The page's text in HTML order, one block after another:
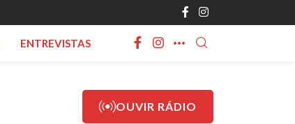
ENTREVISTAS
OUVIR RÁDIO